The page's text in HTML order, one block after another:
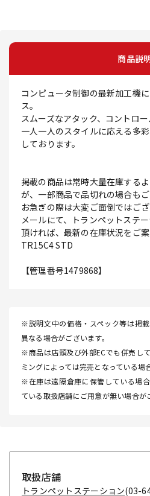
商品説
コンピュータ制御の最新加工機
ス。
スムーズなアタック、コントロー
一人一人のスタイルに応える多
しております。
掲載の商品は常時大量在庫する
が、一部商品で品切れの場合もご
お急ぎの際は大変ご面倒ではご
メールにて、トランペットステ
頂ければ、最新の在庫状況をご案
TR15C4 STD
【管理番号1479868】
※説明文中の価格・スペック等は掲
異なる場合がございます。
※商品は店頭及び外部ECでも併売し
ミングによっては完売となっている場
※在庫は遠隔倉庫に保管している場
ている取扱店舗にご用意が無い場合が
取扱店舗
トランペットステーション(03-